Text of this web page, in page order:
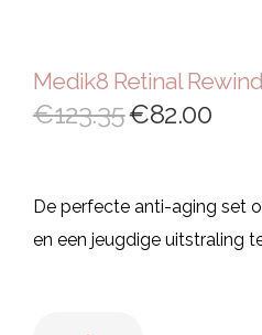
Medik8 Retinal
€123.35€82.00
De perfecte anti-aging set
en een jeugdige uitstraling